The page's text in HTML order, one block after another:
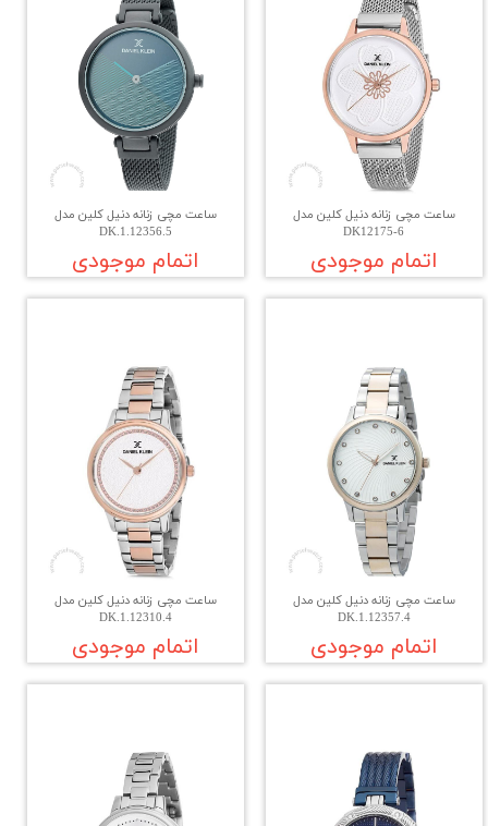
ساعت مچی زنانه دنیل کلین مدل
DK12175-6
اتمام موجودی
ساعت مچی زنانه دنیل کلین مدل
DK.1.12356.5
اتمام موجودی
ساعت مچی زنانه دنیل کلین مدل
DK.1.12357.4
اتمام موجودی
ساعت مچی زنانه دنیل کلین مدل
DK.1.12310.4
اتمام موجودی